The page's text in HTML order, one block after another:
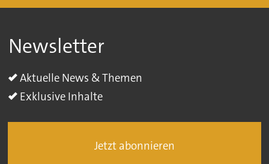
Newsletter
Aktuelle News & Themen
Exklusive Inhalte
Jetzt abonnieren